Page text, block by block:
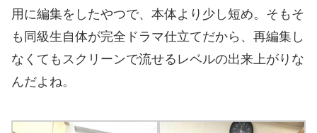
用に編集をしたやつで、本体より少し短め。そもそ
も同級生自体が完全ドラマ仕立てだから、再編集し
なくてもスクリーンで流せるレベルの出来上がりな
んだよね。